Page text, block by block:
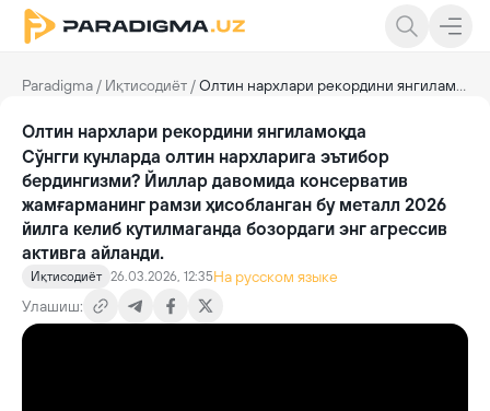
Paradigma / Иқтисодиёт /Олтин нархлари рекордини янгиламоқда
Олтин нархлари рекордини янгиламоқда
Сўнгги кунларда олтин нархларига эътибор
бердингизми? Йиллар давомида консерватив
жамғарманинг рамзи ҳисобланган бу металл 2026
йилга келиб кутилмаганда бозордаги энг агрессив
активга айланди.
Иқтисодиёт 26.03.2026, 12:35На русском языке
Улашиш: